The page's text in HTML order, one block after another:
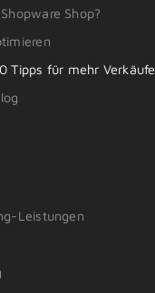
Shop?
Tipps für mehr Verkäufe
Leistungen